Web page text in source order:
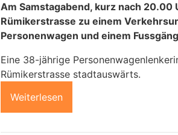
Am Samstagabend, kurz nach 20.00
Rümikerstrasse zu einem
Personenwagen und einem
Eine 38-jährige
Rümikerstrasse stadtauswärts.
Weiterlesen